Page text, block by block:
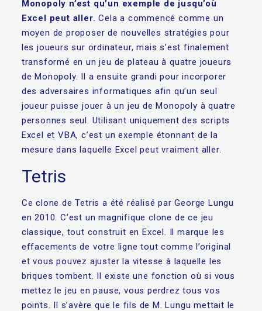
Monopoly n’est qu’un exemple de jusqu’où
Excel peut aller. Cela a commencé comme un
moyen de proposer de nouvelles stratégies pour
les joueurs sur ordinateur, mais s’est finalement
transformé en un jeu de plateau à quatre joueurs
de Monopoly. Il a ensuite grandi pour incorporer
des adversaires informatiques afin qu’un seul
joueur puisse jouer à un jeu de Monopoly à quatre
personnes seul. Utilisant uniquement des scripts
Excel et VBA, c’est un exemple étonnant de la
mesure dans laquelle Excel peut vraiment aller.
Tetris
Ce clone de Tetris a été réalisé par George Lungu
en 2010. C’est un magnifique clone de ce jeu
classique, tout construit en Excel. Il marque les
effacements de votre ligne tout comme l’original
et vous pouvez ajuster la vitesse à laquelle les
briques tombent. Il existe une fonction où si vous
mettez le jeu en pause, vous perdrez tous vos
points. Il s’avère que le fils de M. Lungu mettait le